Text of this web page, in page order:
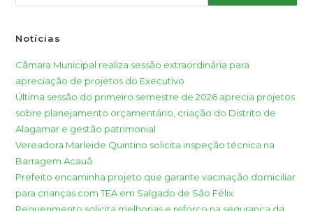
Notícias
Câmara Municipal realiza sessão extraordinária para
apreciação de projetos do Executivo
Última sessão do primeiro semestre de 2026 aprecia projetos
sobre planejamento orçamentário, criação do Distrito de
Alagamar e gestão patrimonial
Vereadora Marleide Quintino solicita inspeção técnica na
Barragem Acauã
Prefeito encaminha projeto que garante vacinação domiciliar
para crianças com TEA em Salgado de São Félix
Requerimento solicita melhorias e reforço na segurança da